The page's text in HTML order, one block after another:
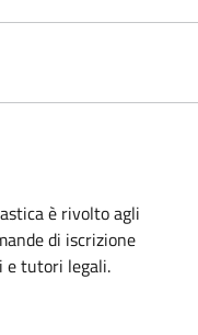
è rivolto agli
di iscrizione
e tutori legali.